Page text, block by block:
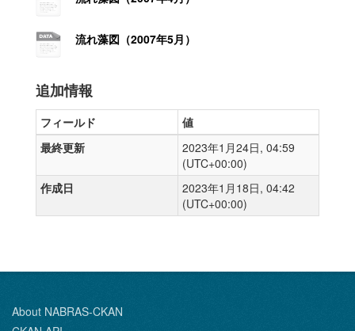
流れ藻図（2007年5月）
追加情報
フィールド
値
最終更新
2023年1月24日, 04:59
(UTC+00:00)
作成日
2023年1月18日, 04:42
(UTC+00:00)
About NABRAS-CKAN